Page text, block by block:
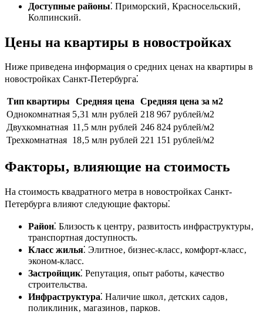
Доступные районы⁚ Приморский‚ Красносельский‚
Колпинский.
Цены на квартиры в новостройках
Ниже приведена информация о средних ценах на квартиры в
новостройках Санкт-Петербурга⁚
Тип квартиры Средняя цена Средняя цена за м2
Однокомнатная 5‚31 млн рублей 218 967 рублей/м2
Двухкомнатная 11‚5 млн рублей 246 824 рублей/м2
Трехкомнатная 18‚5 млн рублей 221 151 рублей/м2
Факторы‚ влияющие на стоимость
На стоимость квадратного метра в новостройках Санкт-
Петербурга влияют следующие факторы⁚
Район⁚ Близость к центру‚ развитость инфраструктуры‚
транспортная доступность.
Класс жилья⁚ Элитное‚ бизнес-класс‚ комфорт-класс‚
эконом-класс.
Застройщик⁚ Репутация‚ опыт работы‚ качество
строительства.
Инфраструктура⁚ Наличие школ‚ детских садов‚
поликлиник‚ магазинов‚ парков.